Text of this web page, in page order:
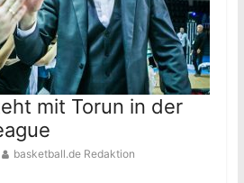
mit Torun in der
basketball.de Redaktion